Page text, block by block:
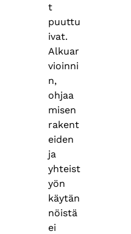
t
puuttu
ivat.
Alkuar
vioinni
n,
ohjaa
misen
rakent
eiden
ja
yhteist
yön
käytän
nöistä
ei